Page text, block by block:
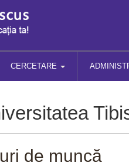
CERCETARE
de muncă